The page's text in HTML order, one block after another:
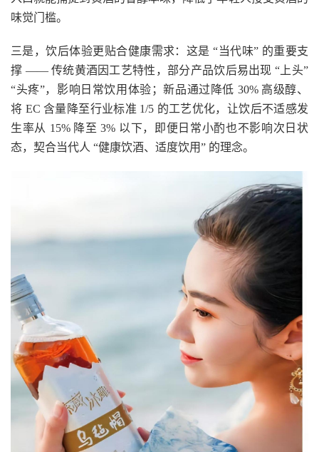
味觉门槛。
三是，饮后体验更贴合健康需求：这是 “当代味” 的重要支
撑 —— 传统黄酒因工艺特性，部分产品饮后易出现 “上头”
“头疼”，影响日常饮用体验；新品通过降低 30% 高级醇、
将 EC 含量降至行业标准 1/5 的工艺优化，让饮后不适感发
生率从 15% 降至 3% 以下，即便日常小酌也不影响次日状
态，契合当代人 “健康饮酒、适度饮用” 的理念。